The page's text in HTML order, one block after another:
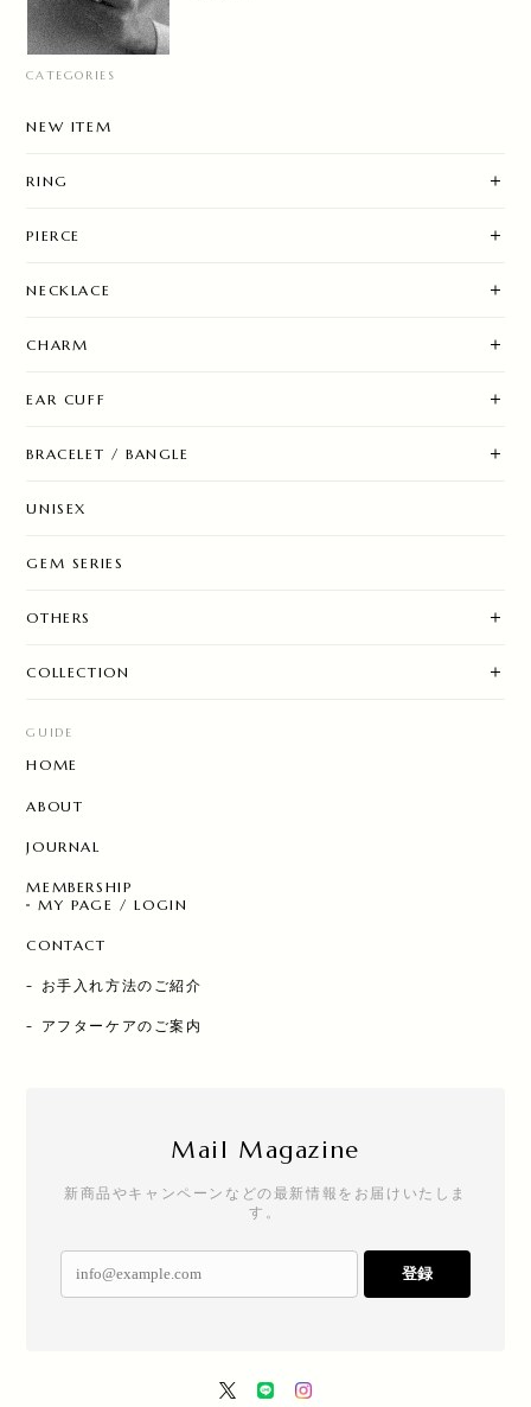
CATEGORIES
NEW ITEM
RING
PIERCE
NECKLACE
CHARM
EAR CUFF
BRACELET / BANGLE
UNISEX
GEM SERIES
OTHERS
COLLECTION
GUIDE
HOME
ABOUT
JOURNAL
MEMBERSHIP
MY PAGE / LOGIN
CONTACT
- お手入れ方法のご紹介
- アフターケアのご案内
Mail Magazine
新商品やキャンペーンなどの最新情報をお届けいたしま
す。
登録